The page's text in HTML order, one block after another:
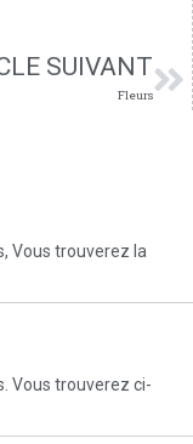
SUIVANT
Fleurs
Vous trouverez la
Vous trouverez ci-